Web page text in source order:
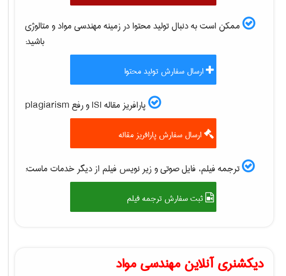
ممکن است به دنبال تولید محتوا در زمینهمهندسی مواد و متالوژی
باشید:
ارسال سفارش تولید محتوا
پارافریز مقاله ISI و رفع plagiarism
ارسال سفارش پارافریز مقاله
ترجمه فیلم، فایل صوتی و زیر نویس فیلم از دیگر خدمات ماست:
ثبت سفارش ترجمه فیلم
دیکشنری آنلاین مهندسی مواد